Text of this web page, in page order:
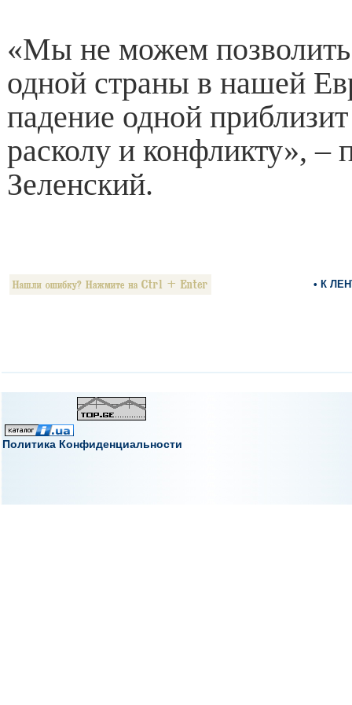
«Мы не можем позволить
одной страны в нашей
падение одной
расколу и конфликту», –
Зеленский.
• К
Политика Конфиденциальности